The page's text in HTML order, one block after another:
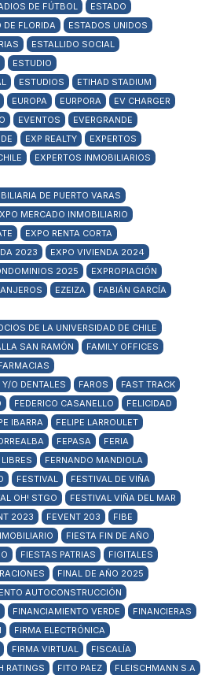
DE FÚTBOL
ESTADO
DE FLORIDA
ESTADOS UNIDOS
ESTALLIDO SOCIAL
ESTUDIO
ESTUDIOS
ETIHAD STADIUM
EUROPA EURPORA
EV CHARGER
EVENTOS
EVERGRANDE
EXP REALTY
EXPERTOS
EXPERTOS INMOBILIARIOS
DE PUERTO VARAS
MERCADO INMOBILIARIO
EXPO RENTA CORTA
2023
EXPO VIVIENDA 2024
2025
EXPROPIACIÓN
EZEIZA
FABIÁN GARCÍA
DE LA UNIVERSIDAD DE CHILE
SAN RAMÓN
FAMILY OFFICES
O DENTALES
FAROS
FAST TRACK
FEDERICO CASANELLO
FELICIDAD
IBARRA
FELIPE LARROULET
FEPASA
FERIA
FERNANDO MANDIOLA
FESTIVAL
FESTIVAL DE VIÑA
OH! STGO
FESTIVAL VIÑA DEL MAR
2023 FEVENT 203
FIBE
FIESTA FIN DE AÑO
FIESTAS PATRIAS
FIGITALES
FINAL DE AÑO 2025
AUTOCONSTRUCCIÓN
FINANCIAMIENTO VERDE
FINANCIERAS
FIRMA ELECTRÓNICA
FIRMA VIRTUAL
FISCALÍA
RATINGS FITO PAEZ
FLEISCHMANN S.A